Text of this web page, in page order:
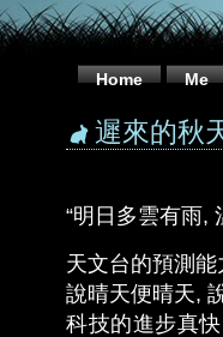
Home Me
遲來的秋
“明日多雲有雨
天文台的預測
說晴天便晴天,
科技的進步真